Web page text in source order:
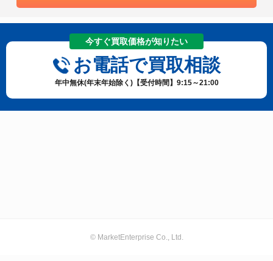
今すぐ買取価格が知りたい
お電話で買取相談
年中無休(年末年始除く)【受付時間】9:15～21:00
© MarketEnterprise Co., Ltd.